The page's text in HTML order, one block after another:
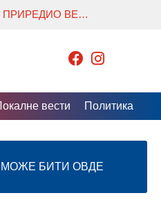
ДАЧИЋ ПРИРЕДИО ВЕЧЕРУ ЗА НАМИБИЈСКУ КОЛЕГИНИЦУ ЛУСИЈУ ИПУМБУ
вести Политика
БИТИ ОВДЕ